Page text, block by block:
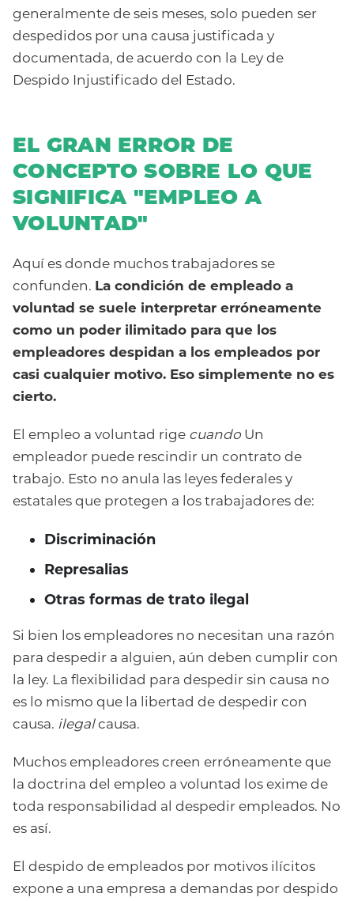
generalmente de seis meses, solo pueden ser
despedidos por una causa justificada y
documentada, de acuerdo con la Ley de
Despido Injustificado del Estado.
EL GRAN ERROR DE
CONCEPTO SOBRE LO QUE
SIGNIFICA "EMPLEO A
VOLUNTAD"
Aquí es donde muchos trabajadores se
confunden. La condición de empleado a
voluntad se suele interpretar erróneamente
como un poder ilimitado para que los
empleadores despidan a los empleados por
casi cualquier motivo. Eso simplemente no es
cierto.
El empleo a voluntad rige cuando Un
empleador puede rescindir un contrato de
trabajo. Esto no anula las leyes federales y
estatales que protegen a los trabajadores de:
Discriminación
Represalias
Otras formas de trato ilegal
Si bien los empleadores no necesitan una razón
para despedir a alguien, aún deben cumplir con
la ley. La flexibilidad para despedir sin causa no
es lo mismo que la libertad de despedir con
causa. ilegalcausa.
Muchos empleadores creen erróneamente que
la doctrina del empleo a voluntad los exime de
toda responsabilidad al despedir empleados. No
es así.
El despido de empleados por motivos ilícitos
expone a una empresa a demandas por despido